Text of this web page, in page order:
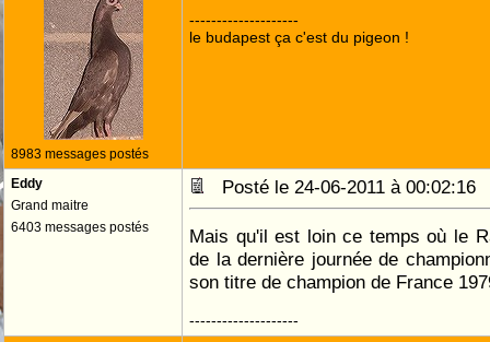
8983 messages postés
--------------------
le budapest ça c'est du pigeon !
Eddy
Grand maitre
6403 messages postés
Posté le 24-06-2011 à
Mais qu'il est loin ce temps où le
de la dernière journée de
son titre de champion de France
--------------------